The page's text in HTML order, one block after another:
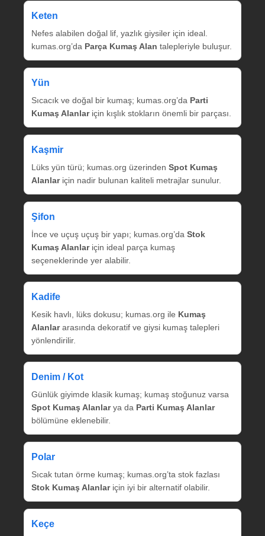
Keten
Nefes alabilen doğal lif, yazlık giysiler için ideal.
kumas.org’da Parça Kumaş Alan talepleriyle buluşur.
Yün
Sıcacık ve doğal bir kumaş; kumas.org’da Parti
Kumaş Alanlariçin kışlık stokların önemli bir parçası.
Kaşmir
Lüks yün türü; kumas.org üzerinden Spot Kumaş
Alanlariçin nadir bulunan kaliteli metrajlar sunulur.
Şifon
İnce ve uçuş uçuş bir yapı; kumas.org’da Stok
Kumaş Alanlariçin ideal parça kumaş
seçeneklerinde yer alabilir.
Kadife
Kesik havlı, lüks dokusu; kumas.org ile Kumaş
Alanlararasında dekoratif ve giysi kumaş talepleri
yönlendirilir.
Denim / Kot
Günlük giyimde klasik kumaş; kumaş stoğunuz varsa
Spot Kumaş Alanlarya da Parti Kumaş Alanlar
bölümüne eklenebilir.
Polar
Sıcak tutan örme kumaş; kumas.org’ta stok fazlası
Stok Kumaş Alanlariçin iyi bir alternatif olabilir.
Keçe